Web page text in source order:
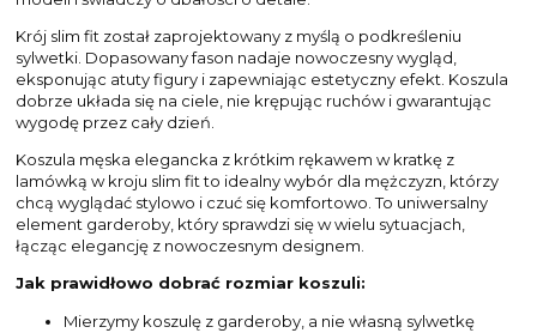
Krój slim fit został zaprojektowany z myślą o podkreśleniu
sylwetki. Dopasowany fason nadaje nowoczesny wygląd,
eksponując atuty figury i zapewniając estetyczny efekt. Koszula
dobrze układa się na ciele, nie krępując ruchów i gwarantując
wygodę przez cały dzień.
Koszula męska elegancka z krótkim rękawem w kratkę z
lamówką w kroju slim fit to idealny wybór dla mężczyzn, którzy
chcą wyglądać stylowo i czuć się komfortowo. To uniwersalny
element garderoby, który sprawdzi się w wielu sytuacjach,
łącząc elegancję z nowoczesnym designem.
Jak prawidłowo dobrać rozmiar koszuli:
Mierzymy koszulę z garderoby, a nie własną sylwetkę